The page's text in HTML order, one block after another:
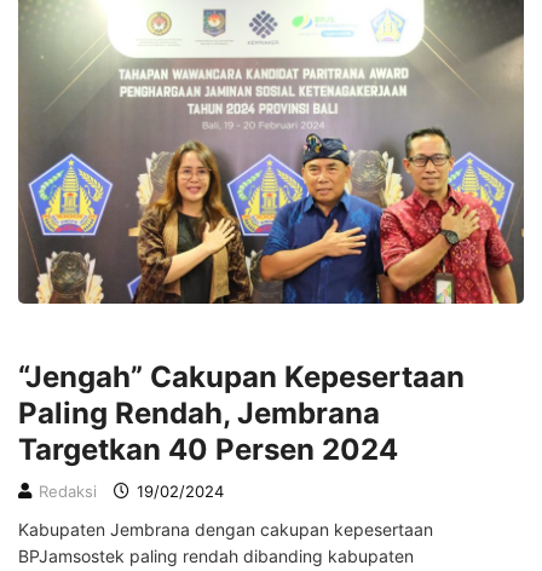
“Jengah” Cakupan Kepesertaan
Paling Rendah, Jembrana
Targetkan 40 Persen 2024
Redaksi 19/02/2024
Kabupaten Jembrana dengan cakupan kepesertaan
BPJamsostek paling rendah dibanding kabupaten